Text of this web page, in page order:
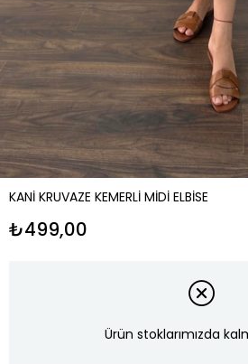
KANI KRUVAZE KEMERLI MIDI ELBISE
₺499,00
Ürün stoklarımızda